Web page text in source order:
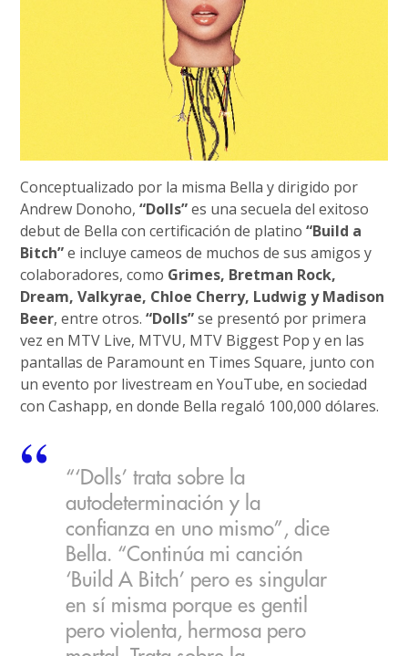
Conceptualizado por la misma Bella y dirigido por
Andrew Donoho,“Dolls”es una secuela del exitoso
debut de Bella con certificación de platino“Build a
Bitch”e incluye cameos de muchos de sus amigos y
colaboradores, como Grimes, Bretman Rock,
Dream, Valkyrae, Chloe Cherry, Ludwig y Madison
Beer, entre otros.“Dolls”se presentó por primera
vez en MTV Live, MTVU, MTV Biggest Pop y en las
pantallas de Paramount en Times Square, junto con
un evento por livestream en YouTube, en sociedad
con Cashapp, en donde Bella regaló 100,000 dólares.
“‘Dolls’ trata sobre la
autodeterminación y la
confianza en uno mismo”, dice
Bella. “Continúa mi canción
‘Build A Bitch’ pero es singular
en sí misma porque es gentil
pero violenta, hermosa pero